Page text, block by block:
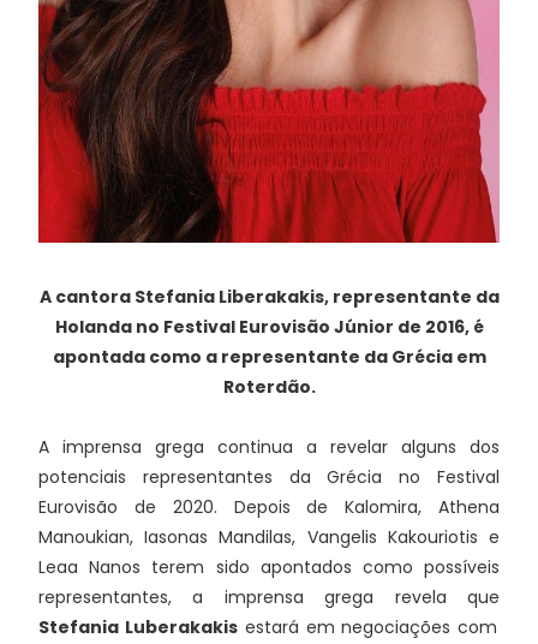
A cantora Stefania Liberakakis, representante da
Holanda no Festival Eurovisão Júnior de 2016, é
apontada como a representante da Grécia em
Roterdão.
A imprensa grega continua a revelar alguns dos
potenciais representantes da Grécia no Festival
Eurovisão de 2020. Depois de Kalomira, Athena
Manoukian, Iasonas Mandilas, Vangelis Kakouriotis e
Leaa Nanos terem sido apontados como possíveis
representantes, a imprensa grega revela que
Stefania Luberakakisestará em negociações com